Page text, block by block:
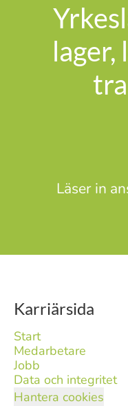
lager,
Läser in
Karriärsida
Start
Medarbetare
Jobb
Data och integritet
Hantera cookies